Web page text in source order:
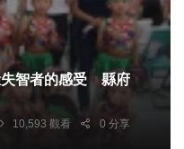
失智者的感受 縣府
10,593 觀看 0 分享